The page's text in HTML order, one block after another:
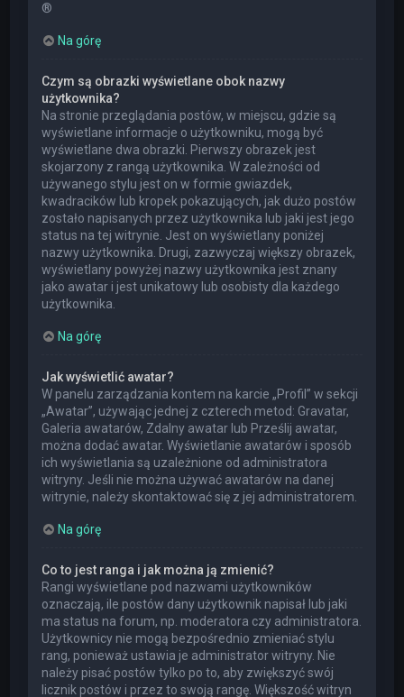
®
Na górę
Czym są obrazki wyświetlane obok nazwy
użytkownika?
Na stronie przeglądania postów, w miejscu, gdzie są
wyświetlane informacje o użytkowniku, mogą być
wyświetlane dwa obrazki. Pierwszy obrazek jest
skojarzony z rangą użytkownika. W zależności od
używanego stylu jest on w formie gwiazdek,
kwadracików lub kropek pokazujących, jak dużo postów
zostało napisanych przez użytkownika lub jaki jest jego
status na tej witrynie. Jest on wyświetlany poniżej
nazwy użytkownika. Drugi, zazwyczaj większy obrazek,
wyświetlany powyżej nazwy użytkownika jest znany
jako awatar i jest unikatowy lub osobisty dla każdego
użytkownika.
Na górę
Jak wyświetlić awatar?
W panelu zarządzania kontem na karcie „Profil” w sekcji
„Awatar”, używając jednej z czterech metod: Gravatar,
Galeria awatarów, Zdalny awatar lub Prześlij awatar,
można dodać awatar. Wyświetlanie awatarów i sposób
ich wyświetlania są uzależnione od administratora
witryny. Jeśli nie można używać awatarów na danej
witrynie, należy skontaktować się z jej administratorem.
Na górę
Co to jest ranga i jak można ją zmienić?
Rangi wyświetlane pod nazwami użytkowników
oznaczają, ile postów dany użytkownik napisał lub jaki
ma status na forum, np. moderatora czy administratora.
Użytkownicy nie mogą bezpośrednio zmieniać stylu
rang, ponieważ ustawia je administrator witryny. Nie
należy pisać postów tylko po to, aby zwiększyć swój
licznik postów i przez to swoją rangę. Większość witryn